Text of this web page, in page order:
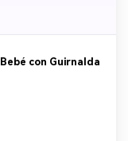
con Guirnalda